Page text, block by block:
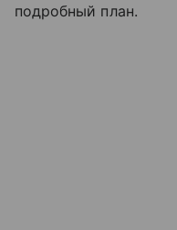
подробный план.